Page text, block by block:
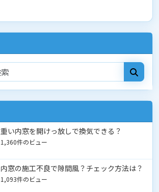
重い内窓を開けっ放しで換気できる？
1,360件のビュー
内窓の施工不良で隙間風？チェック方法は？
1,093件のビュー